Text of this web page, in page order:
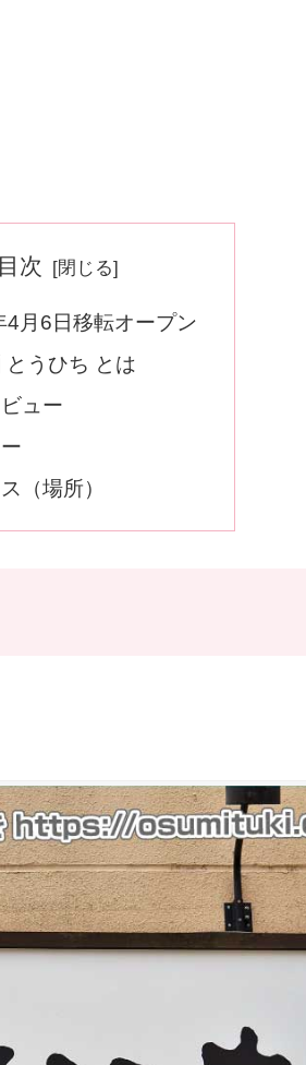
目次
4月6日移転オープン
とうひち とは
ュー
（場所）